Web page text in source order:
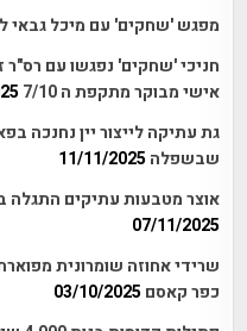
מפגש 'שחקים' עם מיכל גבאי
חניכי 'שחקים' נפגשו עם רס"ר
אישי מבוקר מתקפת ה 7/10
גת עתיקה לייצור יין נחנכה
שבשפלה 11/11/2025
אוצר מטבעות עתיקים התגלה
07/11/2025
כפר קאסם 03/10/2025